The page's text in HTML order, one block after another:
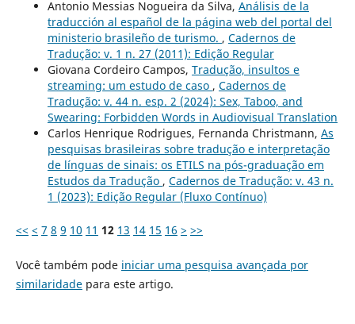
Antonio Messias Nogueira da Silva, Análisis de la
traducción al español de la página web del portal del
ministerio brasileño de turismo. , Cadernos de
Tradução: v. 1 n. 27 (2011): Edição Regular
Giovana Cordeiro Campos, Tradução, insultos e
streaming: um estudo de caso , Cadernos de
Tradução: v. 44 n. esp. 2 (2024): Sex, Taboo, and
Swearing: Forbidden Words in Audiovisual Translation
Carlos Henrique Rodrigues, Fernanda Christmann, As
pesquisas brasileiras sobre tradução e interpretação
de línguas de sinais: os ETILS na pós-graduação em
Estudos da Tradução , Cadernos de Tradução: v. 43 n.
1 (2023): Edição Regular (Fluxo Contínuo)
<< < 7 8 9 10 11 12 13 14 15 16 > >>
Você também pode iniciar uma pesquisa avançada por
similaridadepara este artigo.